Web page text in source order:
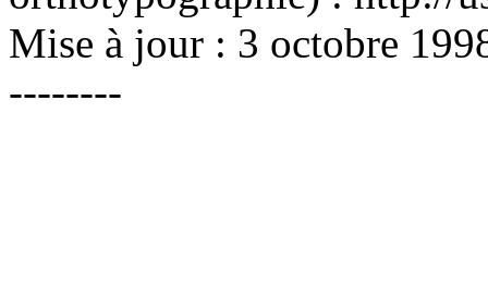
Mise à jour : 3 octobre
--------